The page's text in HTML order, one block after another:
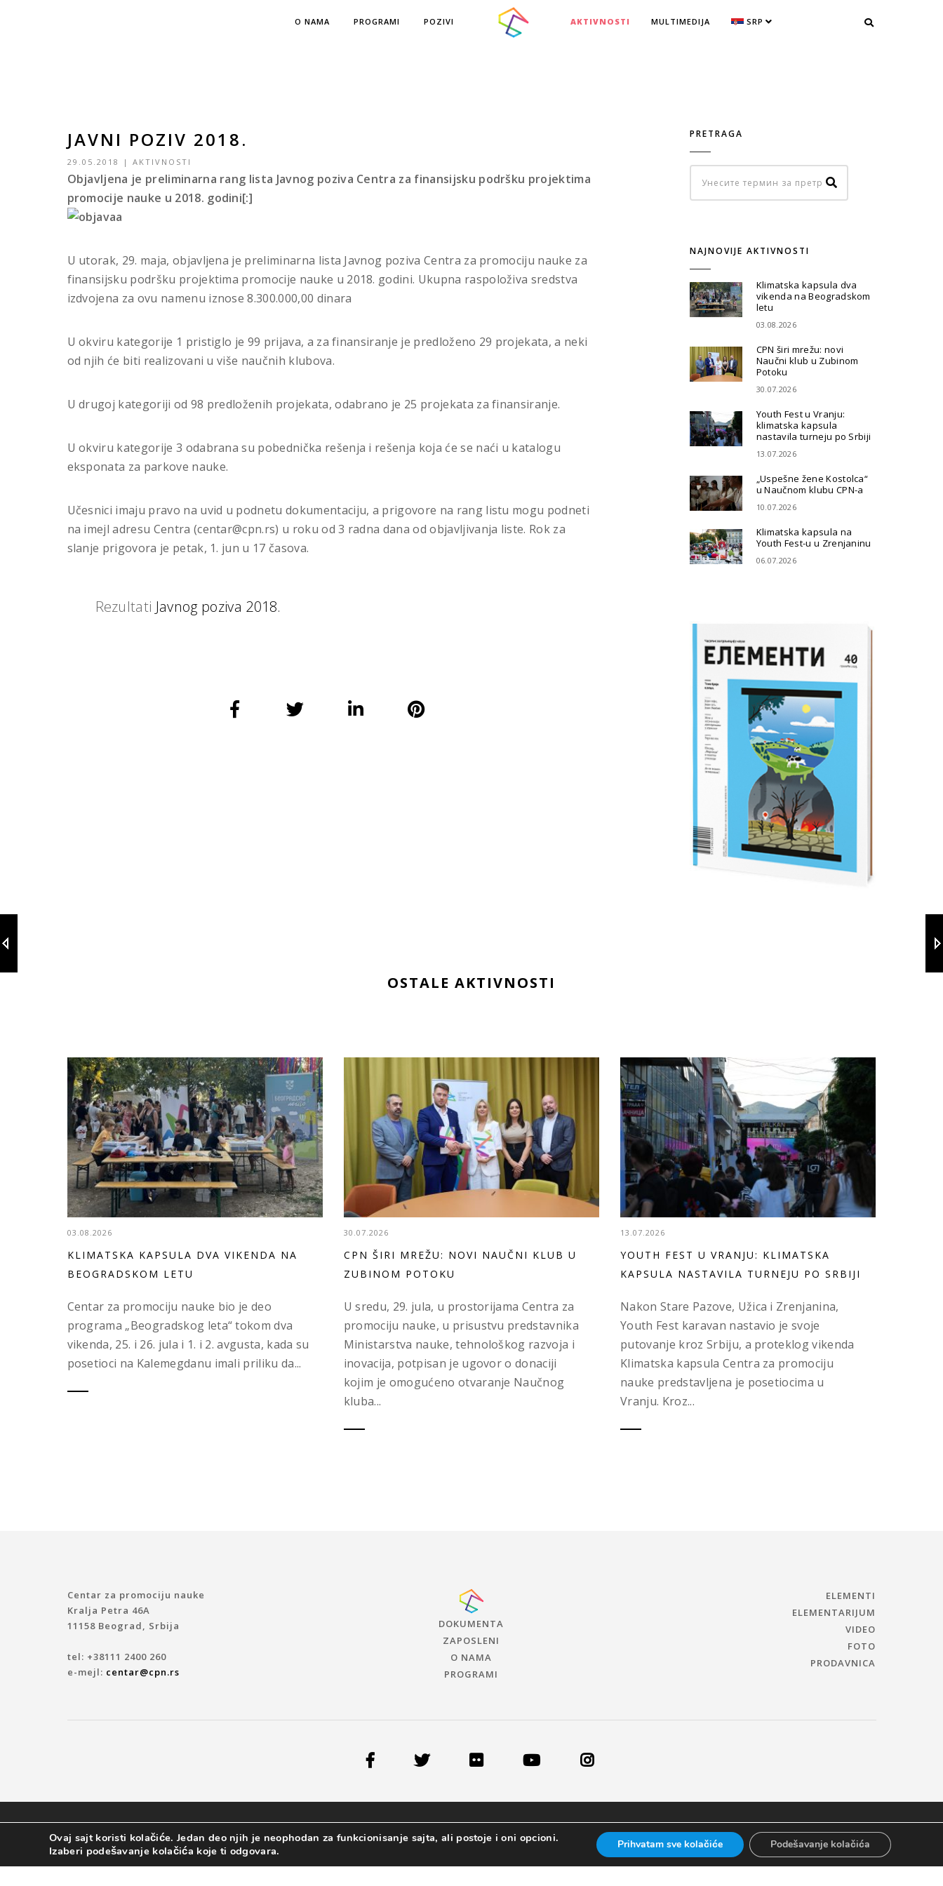
O NAMA PROGRAMI POZIVI AKTIVNOSTI MULTIMEDIJA SRP
JAVNI POZIV 2018.
29.05.2018 | AKTIVNOSTI
Objavljena je preliminarna rang lista Javnog poziva Centra za finansijsku podršku projektima
promocije nauke u 2018. godini[:]
U utorak, 29. maja, objavljena je preliminarna lista Javnog poziva Centra za promociju nauke za
finansijsku podršku projektima promocije nauke u 2018. godini. Ukupna raspoloživa sredstva
izdvojena za ovu namenu iznose 8.300.000,00 dinara
U okviru kategorije 1 pristiglo je 99 prijava, a za finansiranje je predloženo 29 projekata, a neki
od njih će biti realizovani u više naučnih klubova.
U drugoj kategoriji od 98 predloženih projekata, odabrano je 25 projekata za finansiranje.
U okviru kategorije 3 odabrana su pobednička rešenja i rešenja koja će se naći u katalogu
eksponata za parkove nauke.
Učesnici imaju pravo na uvid u podnetu dokumentaciju, a prigovore na rang listu mogu podneti
na imejl adresu Centra (centar@cpn.rs) u roku od 3 radna dana od objavljivanja liste. Rok za
slanje prigovora je petak, 1. jun u 17 časova.
Rezultati Javnog poziva 2018.
PRETRAGA
NAJNOVIJE AKTIVNOSTI
Klimatska kapsula dva
vikenda na Beogradskom
letu
03.08.2026
CPN širi mrežu: novi
Naučni klub u Zubinom
Potoku
30.07.2026
Youth Fest u Vranju:
klimatska kapsula
nastavila turneju po Srbiji
13.07.2026
„Uspešne žene Kostolca“
u Naučnom klubu CPN-a
10.07.2026
Klimatska kapsula na
Youth Fest-u u Zrenjaninu
06.07.2026
OSTALE AKTIVNOSTI
03.08.2026
KLIMATSKA KAPSULA DVA VIKENDA NA
BEOGRADSKOM LETU
Centar za promociju nauke bio je deo
programa „Beogradskog leta“ tokom dva
vikenda, 25. i 26. jula i 1. i 2. avgusta, kada su
posetioci na Kalemegdanu imali priliku da...
30.07.2026
CPN ŠIRI MREŽU: NOVI NAUČNI KLUB U
ZUBINOM POTOKU
U sredu, 29. jula, u prostorijama Centra za
promociju nauke, u prisustvu predstavnika
Ministarstva nauke, tehnološkog razvoja i
inovacija, potpisan je ugovor o donaciji
kojim je omogućeno otvaranje Naučnog
kluba...
13.07.2026
YOUTH FEST U VRANJU: KLIMATSKA
KAPSULA NASTAVILA TURNEJU PO SRBIJI
Nakon Stare Pazove, Užica i Zrenjanina,
Youth Fest karavan nastavio je svoje
putovanje kroz Srbiju, a proteklog vikenda
Klimatska kapsula Centra za promociju
nauke predstavljena je posetiocima u
Vranju. Kroz...
Centar za promociju nauke
Kralja Petra 46A
11158 Beograd, Srbija
tel: +38111 2400 260
e-mejl: centar@cpn.rs
DOKUMENTA
ZAPOSLENI
O NAMA
PROGRAMI
ELEMENTI
ELEMENTARIJUM
VIDEO
FOTO
PRODAVNICA
© 2019 CENTAR ZA PROMOCIJU NAUKE
Ovaj sajt koristi kolačiće. Jedan deo njih je neophodan za funkcionisanje sajta, ali postoje i oni opcioni.
Izaberi podešavanje kolačića koje ti odgovara.
Prihvatam sve kolačiće Podešavanje kolačića